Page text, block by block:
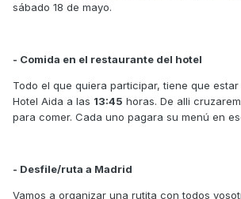
sábado 18 de mayo.
- Comida en el restaurante del hotel
Todo el que quiera participar, tiene que
Hotel Aida a las 13:45 horas. De alli
para comer. Cada uno pagara su menú en
- Desfile/ruta a Madrid
Vamos a organizar una rutita con todos